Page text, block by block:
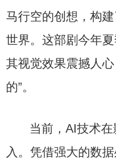
马行空的创想，构
世界。这部剧今年
其视觉效果震撼人
的”。
当前，AI技术
入。凭借强大的数